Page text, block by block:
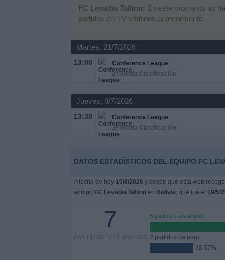
FC Levadia Tallinn: En este momento no
partidos en TV emitidos anteriormente.
Martes, 21/7/2026
13:00
Conference League
2ª Ronda Clasificación
Jueves, 9/7/2026
13:30
Conference League
1ª Ronda Clasificación
DATOS ESTADÍSTICOS DEL EQUIPO FC
A fecha de hoy 10/8/2026 y desde que esta web
equipo FC Levadia Tallinnen Bolivia, que fue el 19/5/
7
PARTIDOS TELEVISADOS
5 partidos en abierto
2 partidos de pago
28,57%